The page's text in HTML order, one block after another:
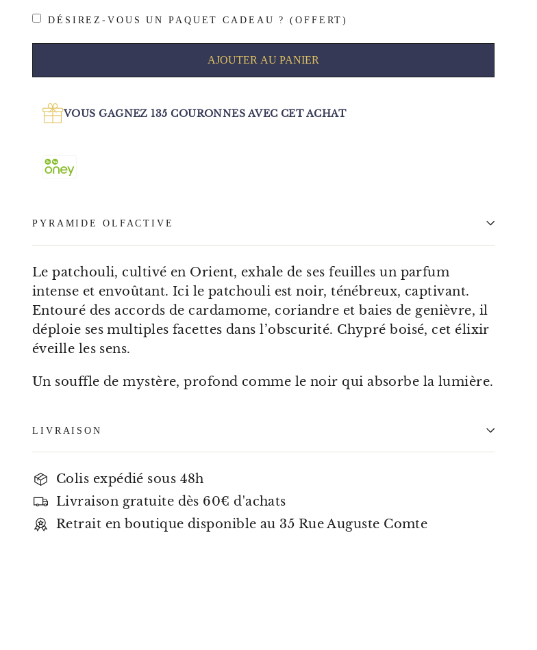
DÉSIREZ-VOUS UN PAQUET CADEAU ? (OFFERT)
AJOUTER AU PANIER
VOUS GAGNEZ 135 COURONNES AVEC CET ACHAT
PYRAMIDE OLFACTIVE
Le patchouli, cultivé en Orient, exhale de ses feuilles un parfum
intense et envoûtant. Ici le patchouli est noir, ténébreux, captivant.
Entouré des accords de cardamome, coriandre et baies de genièvre, il
déploie ses multiples facettes dans l’obscurité. Chypré boisé, cet élixir
éveille les sens.
Un souffle de mystère, profond comme le noir qui absorbe la lumière.
LIVRAISON
Colis expédié sous 48h
Livraison gratuite dès 60€ d'achats
Retrait en boutique disponible au 35 Rue Auguste Comte